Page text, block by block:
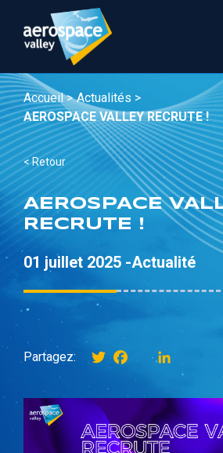
contenu
Accueil > Actualités >
AEROSPACE VALLEY RECRUTE !
< Retour
AEROSPACE
RECRUTE !
01 juillet 2025 -Actualité
Partagez: TwitterFacebookinstagram